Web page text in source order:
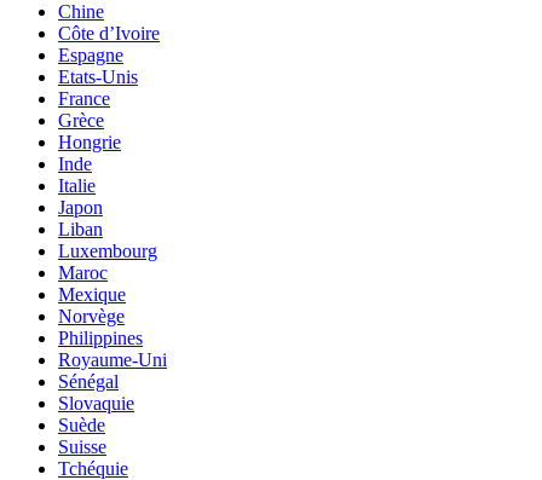
Chine
Côte d’Ivoire
Espagne
Etats-Unis
France
Grèce
Hongrie
Inde
Italie
Japon
Liban
Luxembourg
Maroc
Mexique
Norvège
Philippines
Royaume-Uni
Sénégal
Slovaquie
Suède
Suisse
Tchéquie